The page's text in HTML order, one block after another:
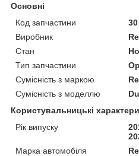
Основні
Код запчастини
Виробник
Стан
Тип запчастини
Сумісність з маркою
Сумісність з моделлю
Користувальницькі
Рік випуску
Марка автомобіля